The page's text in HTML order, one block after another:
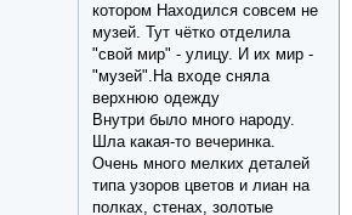
котором Находился совсем не
музей. Тут чётко отделила
"свой мир" - улицу. И их мир -
"музей".На входе сняла
верхнюю одежду
Внутри было много народу.
Шла какая-то вечеринка.
Очень много мелких деталей
типа узоров цветов и лиан на
полках, стенах, золотые